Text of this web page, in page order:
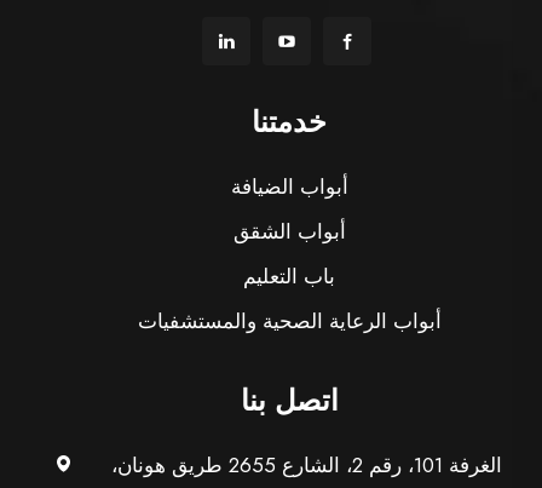
خدمتنا
أبواب الضيافة
أبواب الشقق
باب التعليم
أبواب الرعاية الصحية والمستشفيات
اتصل بنا
الغرفة 101، رقم 2، الشارع 2655 طريق هونان،